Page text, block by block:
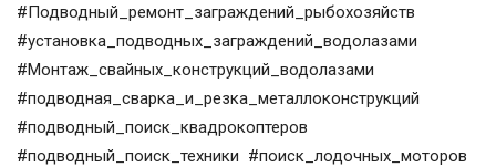
#Подводный_ремонт_заграждений_рыбохозяйств
#установка_подводных_заграждений_водолазами
#Монтаж_свайных_конструкций_водолазами
#подводная_сварка_и_резка_металлоконструкций
#подводный_поиск_квадрокоптеров
#подводный_поиск_техники #поиск_лодочных_моторов